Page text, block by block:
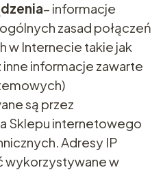
– informacje
zasad połączeń
w Internecie takie jak
inne informacje zawarte
są przez
Sklepu internetowego
Adresy IP
wykorzystywane w